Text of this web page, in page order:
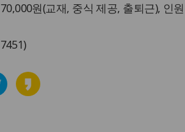
원(교재, 중식 제공, 출퇴근), 인원